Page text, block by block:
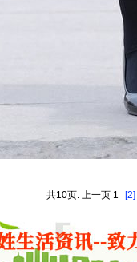
共10页: 上一页 1 [2]